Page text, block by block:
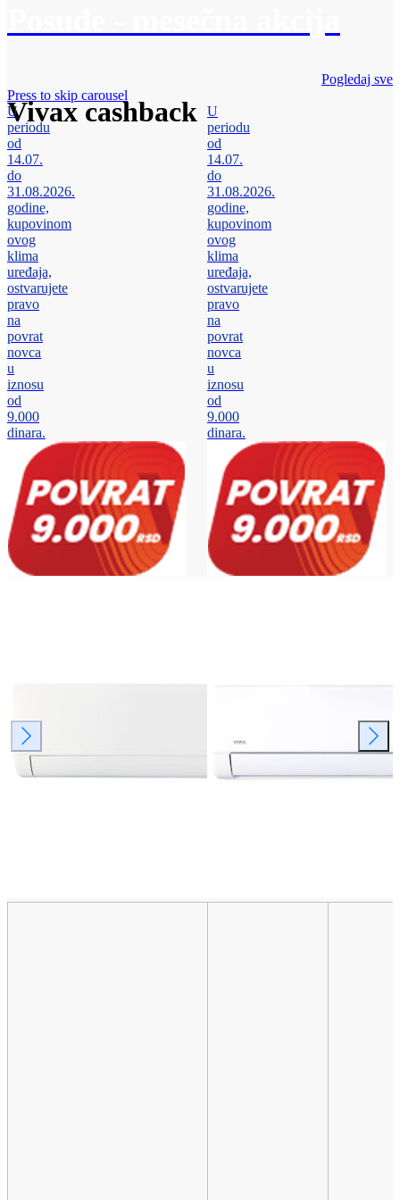
Vivax cashback
Pogledaj sve
Press to skip carousel
U
periodu
od
14.07.
do
31.08.2026.
godine,
kupovinom
ovog
klima
uređaja,
ostvarujete
pravo
na
povrat
novca
u
iznosu
od
9.000
dinara.
U
periodu
od
14.07.
do
31.08.2026.
godine,
kupovinom
ovog
klima
uređaja,
ostvarujete
pravo
na
povrat
novca
u
iznosu
od
9.000
dinara.